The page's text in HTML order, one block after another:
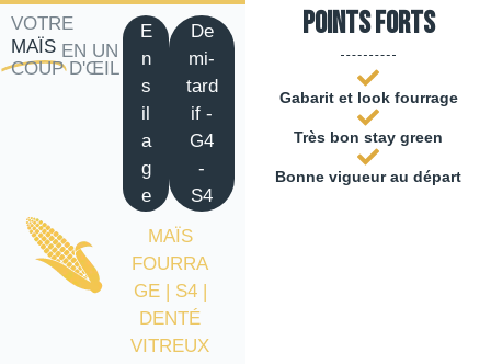
VOTRE
MAÏS EN UN
COUP D'ŒIL
E
n
s
il
a
g
e
De
mi-
tard
if -
G4
-
S4
MAÏS
FOURRA
GE | S4 |
DENTÉ
VITREUX
Points forts
Gabarit et look fourrage
Très bon stay green
Bonne vigueur au départ